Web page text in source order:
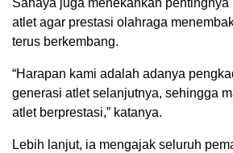
Sahaya juga menekankan pentingnya
atlet agar prestasi olahraga
terus berkembang.
“Harapan kami adalah adanya
generasi atlet selanjutnya, sehingga
atlet berprestasi,” katanya.
Lebih lanjut, ia mengajak seluruh